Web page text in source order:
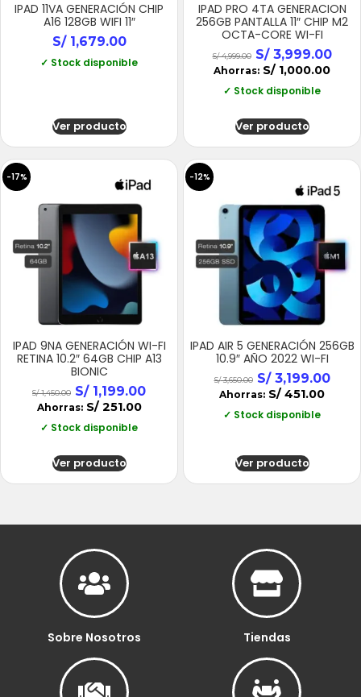
IPAD 11VA GENERACIÓN CHIP
A16 128GB WIFI 11″
S/1,679.00
✓ Stock disponible
Ver producto
IPAD PRO 4TA GENERACION
256GB PANTALLA 11″ CHIP M2
OCTA-CORE WI-FI
S/4,999.00 S/3,999.00
Ahorras: S/ 1,000.00
✓ Stock disponible
Ver producto
-17%
IPAD 9NA GENERACIÓN WI-FI
RETINA 10.2″ 64GB CHIP A13
BIONIC
S/1,450.00 S/1,199.00
Ahorras: S/251.00
✓ Stock disponible
Ver producto
-12%
IPAD AIR 5 GENERACIÓN 256GB
10.9″ AÑO 2022 WI-FI
S/3,650.00 S/3,199.00
Ahorras: S/ 451.00
✓ Stock disponible
Ver producto
Sobre Nosotros Tiendas